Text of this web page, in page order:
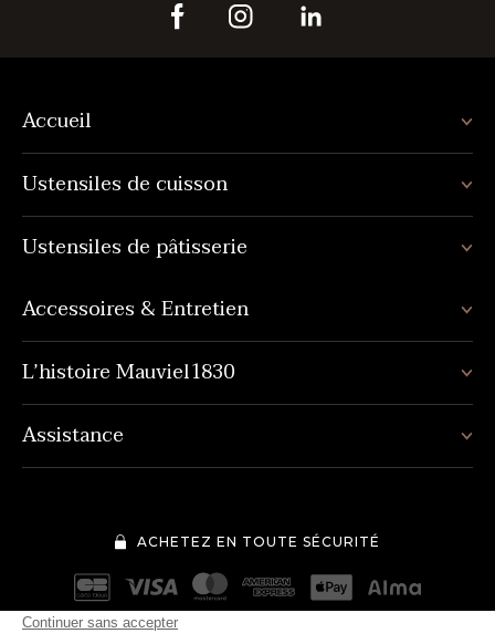
Accueil
Ustensiles de cuisson
Ustensiles de pâtisserie
Accessoires & Entretien
L’histoire Mauviel1830
Assistance
ACHETEZ EN TOUTE SÉCURITÉ